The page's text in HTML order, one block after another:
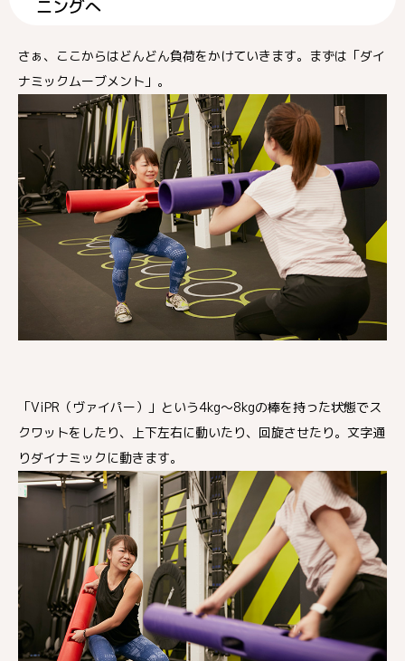
ニングへ
さぁ、ここからはどんどん負荷をかけていきます。まずは「ダイ
ナミックムーブメント」。
「ViPR（ヴァイパー）」という4kg〜8kgの棒を持った状態でス
クワットをしたり、上下左右に動いたり、回旋させたり。文字通
りダイナミックに動きます。